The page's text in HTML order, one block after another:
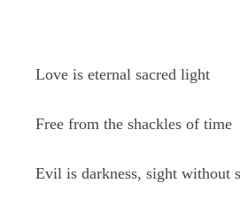
Love is eternal sacred light
Free from the shackles of time
Evil is darkness, sight without